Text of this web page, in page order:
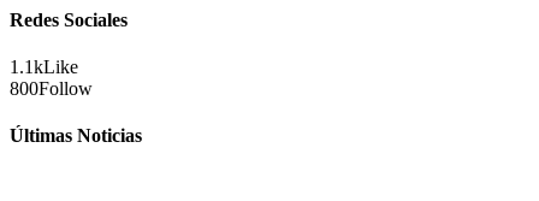
Redes Sociales
1.1kLike
800Follow
Últimas Noticias